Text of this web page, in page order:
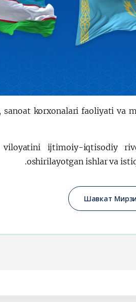
korxonalari faoliyati va
ijtimoiy-iqtisodiy
oshirilayotgan ishlar va
Шавкат